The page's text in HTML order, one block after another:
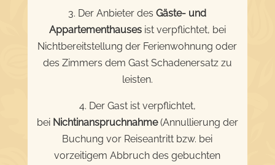
3. Der Anbieter des Gäste- und
Appartementhauses ist verpflichtet, bei
Nichtbereitstellung der Ferienwohnung oder
des Zimmers dem Gast Schadenersatz zu
leisten.
4. Der Gast ist verpflichtet,
bei Nichtinanspruchnahme (Annullierung der
Buchung vor Reiseantritt bzw. bei
vorzeitigem Abbruch des gebuchten